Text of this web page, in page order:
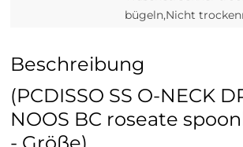
bügeln,Nicht
Beschreibung
(PCDISSO SS O-NECK
NOOS BC roseate